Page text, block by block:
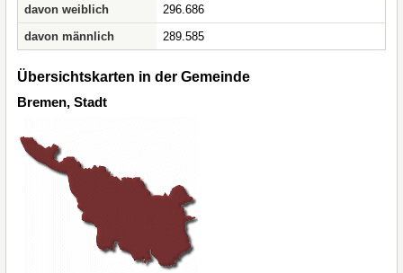
davon weiblich
296.686
davon männlich
289.585
Übersichtskarten in der Gemeinde
Bremen, Stadt